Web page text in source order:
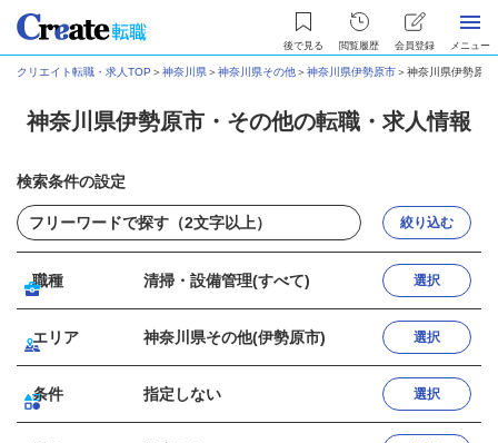
後で見る 閲覧履歴 会員登録 メニュー
クリエイト転職・求人TOP ＞神奈川県＞神奈川県その他＞神奈川県伊勢原市＞神奈川県伊勢原
神奈川県伊勢原市・その他の転職・求人情報
検索条件の設定
絞り込む
職種 清掃・設備管理(すべて) 選択
エリア 神奈川県その他(伊勢原市) 選択
条件 指定しない 選択